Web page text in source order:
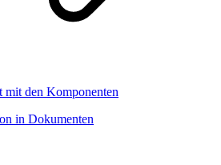
den Komponenten
in Dokumenten